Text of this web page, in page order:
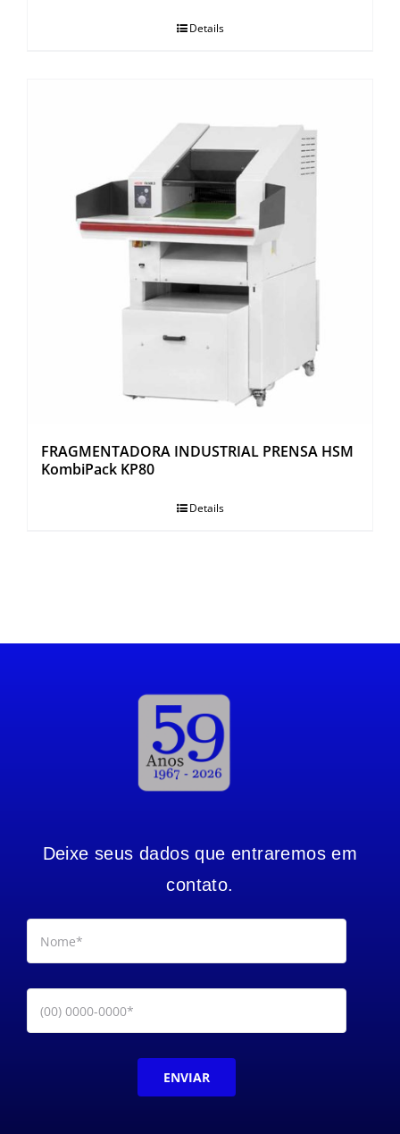
Details
FRAGMENTADORA INDUSTRIAL PRENSA HSM
KombiPack KP80
Details
Deixe seus dados que entraremos em
contato.
ENVIAR